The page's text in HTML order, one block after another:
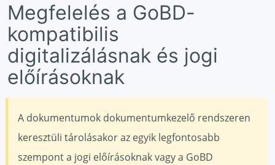
Megfelelés a GoBD-
kompatibilis
digitalizálásnak és jogi
előírásoknak
A dokumentumok dokumentumkezelő rendszeren
keresztüli tárolásakor az egyik legfontosabb
szempont a jogi előírásoknak vagy a GoBD